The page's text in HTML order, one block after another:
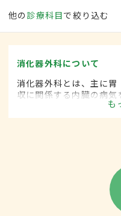
他の 診療科目で絞り込む
消化器外科について
消化器外科とは、主に
収に関係する内臓の病
域です。平成20年4月の
れていました。
も